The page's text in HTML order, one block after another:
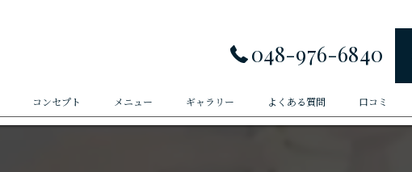
048-976-6840
コンセプト メニュー ギャラリー よくある質問 口コミ